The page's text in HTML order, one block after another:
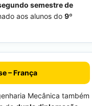
semestre de
aos alunos do 9º
– França
Mecânica também